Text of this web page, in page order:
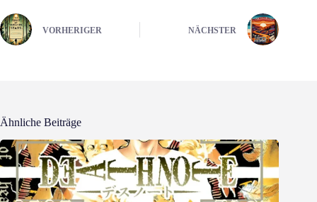
VORHERIGER NÄCHSTER
Ähnliche Beiträge